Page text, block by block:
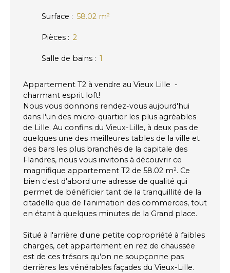
Surface : 58.02 m²
Pièces : 2
Salle de bains : 1
Appartement T2 à vendre au Vieux Lille -
charmant esprit loft!
Nous vous donnons rendez-vous aujourd'hui
dans l'un des micro-quartier les plus agréables
de Lille. Au confins du Vieux-Lille, à deux pas de
quelques une des meilleures tables de la ville et
des bars les plus branchés de la capitale des
Flandres, nous vous invitons à découvrir ce
magnifique appartement T2 de 58.02 m². Ce
bien c'est d'abord une adresse de qualité qui
permet de bénéficier tant de la tranquillité de la
citadelle que de l'animation des commerces, tout
en étant à quelques minutes de la Grand place.
Situé à l'arrière d'une petite copropriété à faibles
charges, cet appartement en rez de chaussée
est de ces trésors qu'on ne soupçonne pas
derrières les vénérables façades du Vieux-Lille.